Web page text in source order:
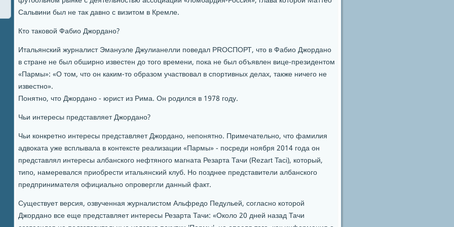
Сальвини был не так давно с визитом в Кремле.
Кто таковой Фабио Джордано?
Итальянский журналист Эмануэле Джулианелли поведал PROСПОРТ, что в Фабио Джордано
в стране не был обширно известен до того времени, пока не был объявлен вице-президентом
«Пармы»: «О том, что он каким-то образом участвовал в спортивных делах, также ничего не
известно».
Понятно, что Джордано - юрист из Рима. Он родился в 1978 году.
Чьи интересы представляет Джордано?
Чьи конкретно интересы представляет Джордано, непонятно. Примечательно, что фамилия
адвоката уже всплывала в контексте реализации «Пармы» - посреди ноября 2014 года он
представлял интересы албанского нефтяного магната Резарта Тачи (Rezart Taci), который,
типо, намеревался приобрести итальянский клуб. Но позднее представители албанского
предпринимателя официально опровергли данный факт.
Существует версия, озвученная журналистом Альфредо Педульей, согласно которой
Джордано все еще представляет интересы Резарта Тачи: «Около 20 дней назад Тачи